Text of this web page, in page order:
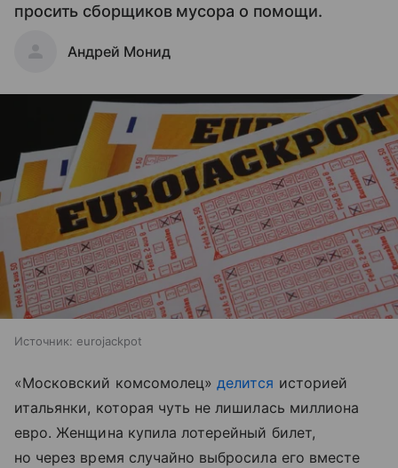
просить сборщиков мусора о помощи.
Андрей Монид
Источник: eurojackpot
«Московский комсомолец»делится историей
итальянки, которая чуть не лишилась миллиона
евро. Женщина купила лотерейный билет,
но через время случайно выбросила его вместе